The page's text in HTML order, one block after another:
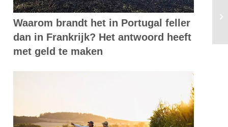
Waarom brandt het in Portugal feller
dan in Frankrijk? Het antwoord heeft
met geld te maken